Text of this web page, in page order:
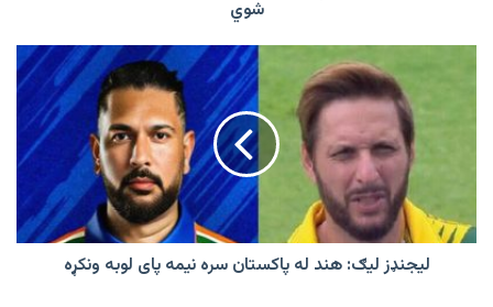
شوي
شوي
پای
لوبه
لیجنډز لیګ: هند له پاکستان سره نیمه پای لوبه ونکړه